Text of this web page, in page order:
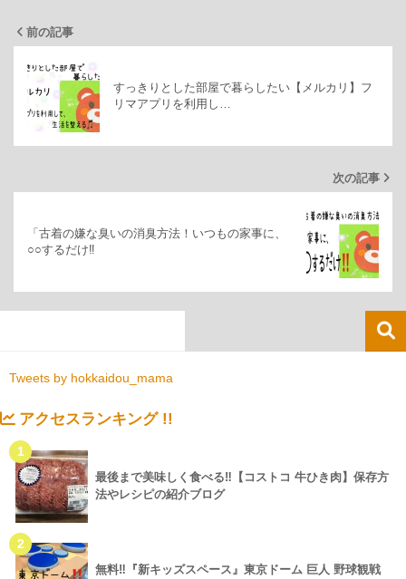
前の記事
すっきりとした部屋で暮らしたい【メルカリ】フ
リマアプリを利用し…
次の記事
「古着の嫌な臭いの消臭方法！いつもの家事に、
○○するだけ‼
Tweets by hokkaidou_mama
アクセスランキング !!
1
最後まで美味しく食べる‼【コストコ 牛ひき肉】保存方
法やレシピの紹介ブログ
2
無料‼『新キッズスペース』東京ドーム 巨人 野球観戦